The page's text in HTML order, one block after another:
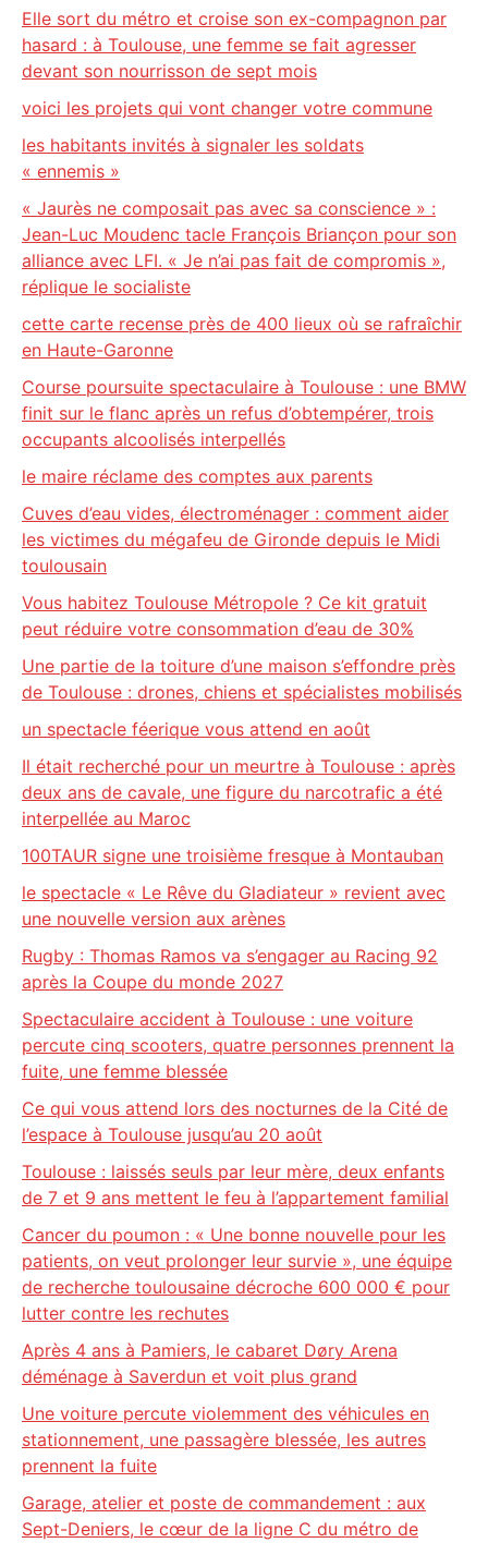
Elle sort du métro et croise son ex-compagnon par
hasard : à Toulouse, une femme se fait agresser
devant son nourrisson de sept mois
voici les projets qui vont changer votre commune
les habitants invités à signaler les soldats
« ennemis »
« Jaurès ne composait pas avec sa conscience » :
Jean-Luc Moudenc tacle François Briançon pour son
alliance avec LFI. « Je n’ai pas fait de compromis »,
réplique le socialiste
cette carte recense près de 400 lieux où se rafraîchir
en Haute-Garonne
Course poursuite spectaculaire à Toulouse : une BMW
finit sur le flanc après un refus d’obtempérer, trois
occupants alcoolisés interpellés
le maire réclame des comptes aux parents
Cuves d’eau vides, électroménager : comment aider
les victimes du mégafeu de Gironde depuis le Midi
toulousain
Vous habitez Toulouse Métropole ? Ce kit gratuit
peut réduire votre consommation d’eau de 30%
Une partie de la toiture d’une maison s’effondre près
de Toulouse : drones, chiens et spécialistes mobilisés
un spectacle féerique vous attend en août
Il était recherché pour un meurtre à Toulouse : après
deux ans de cavale, une figure du narcotrafic a été
interpellée au Maroc
100TAUR signe une troisième fresque à Montauban
le spectacle « Le Rêve du Gladiateur » revient avec
une nouvelle version aux arènes
Rugby : Thomas Ramos va s’engager au Racing 92
après la Coupe du monde 2027
Spectaculaire accident à Toulouse : une voiture
percute cinq scooters, quatre personnes prennent la
fuite, une femme blessée
Ce qui vous attend lors des nocturnes de la Cité de
l’espace à Toulouse jusqu’au 20 août
Toulouse : laissés seuls par leur mère, deux enfants
de 7 et 9 ans mettent le feu à l’appartement familial
Cancer du poumon : « Une bonne nouvelle pour les
patients, on veut prolonger leur survie », une équipe
de recherche toulousaine décroche 600 000 € pour
lutter contre les rechutes
Après 4 ans à Pamiers, le cabaret Døry Arena
déménage à Saverdun et voit plus grand
Une voiture percute violemment des véhicules en
stationnement, une passagère blessée, les autres
prennent la fuite
Garage, atelier et poste de commandement : aux
Sept-Deniers, le cœur de la ligne C du métro de